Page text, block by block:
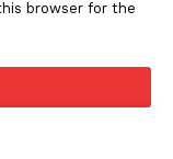
browser for the